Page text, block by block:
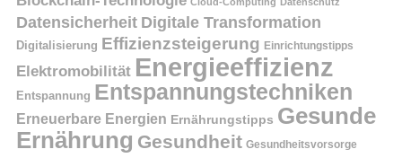
Datensicherheit Digitale Transformation
Digitalisierung Effizienzsteigerung Einrichtungstipps
Elektromobilität Energieeffizienz
Entspannung Entspannungstechniken
Erneuerbare Energien Ernährungstipps Gesunde
Ernährung Gesundheit Gesundheitsvorsorge